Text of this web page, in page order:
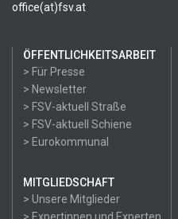
office(at)fsv.at
ÖFFENTLICHKEITSARBEIT
> Für Presse
> Newsletter
> FSV-aktuell Straße
> FSV-aktuell Schiene
> Eurokommunal
MITGLIEDSCHAFT
> Unsere Mitglieder